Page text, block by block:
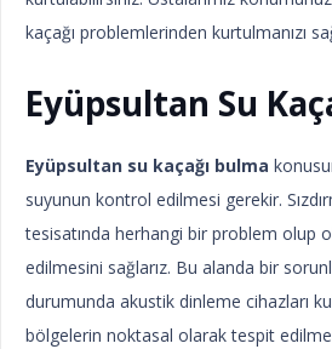
kaçağı problemlerinden kurtulmanızı
Eyüpsultan Su
Eyüpsultan su kaçağı bulma
suyunun kontrol edilmesi gerekir.
tesisatında herhangi bir problem olup
edilmesini sağlarız. Bu alanda bir
durumunda akustik dinleme cihazları
bölgelerin noktasal olarak tespit